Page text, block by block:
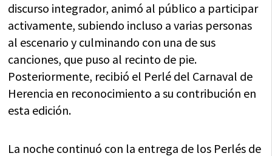
discurso integrador, animó al público a participar
activamente, subiendo incluso a varias personas
al escenario y culminando con una de sus
canciones, que puso al recinto de pie.
Posteriormente, recibió el Perlé del Carnaval de
Herencia en reconocimiento a su contribución en
esta edición.
La noche continuó con la entrega de los Perlés de